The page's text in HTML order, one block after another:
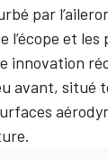
par
l’écope et les
innovation
avant, situé